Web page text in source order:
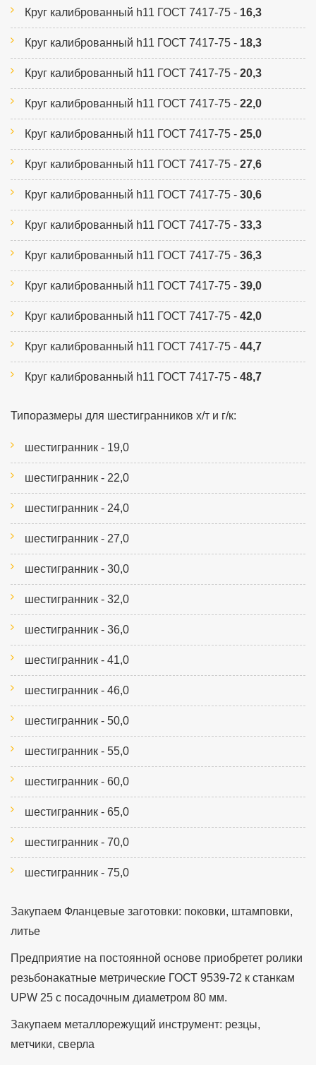
Круг калиброванный h11 ГОСТ 7417-75 - 16,3
Круг калиброванный h11 ГОСТ 7417-75 - 18,3
Круг калиброванный h11 ГОСТ 7417-75 - 20,3
Круг калиброванный h11 ГОСТ 7417-75 - 22,0
Круг калиброванный h11 ГОСТ 7417-75 - 25,0
Круг калиброванный h11 ГОСТ 7417-75 - 27,6
Круг калиброванный h11 ГОСТ 7417-75 - 30,6
Круг калиброванный h11 ГОСТ 7417-75 - 33,3
Круг калиброванный h11 ГОСТ 7417-75 - 36,3
Круг калиброванный h11 ГОСТ 7417-75 - 39,0
Круг калиброванный h11 ГОСТ 7417-75 - 42,0
Круг калиброванный h11 ГОСТ 7417-75 - 44,7
Круг калиброванный h11 ГОСТ 7417-75 - 48,7
Типоразмеры для шестигранников х/т и г/к:
шестигранник - 19,0
шестигранник - 22,0
шестигранник - 24,0
шестигранник - 27,0
шестигранник - 30,0
шестигранник - 32,0
шестигранник - 36,0
шестигранник - 41,0
шестигранник - 46,0
шестигранник - 50,0
шестигранник - 55,0
шестигранник - 60,0
шестигранник - 65,0
шестигранник - 70,0
шестигранник - 75,0
Закупаем Фланцевые заготовки: поковки, штамповки,
литье
Предприятие на постоянной основе приобретет ролики
резьбонакатные метрические ГОСТ 9539-72 к станкам
UPW 25 с посадочным диаметром 80 мм.
Закупаем металлорежущий инструмент: резцы,
метчики, сверла